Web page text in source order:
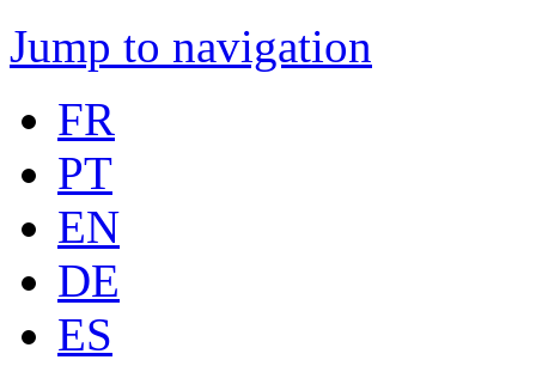
Jump to navigation
FR
PT
EN
DE
ES